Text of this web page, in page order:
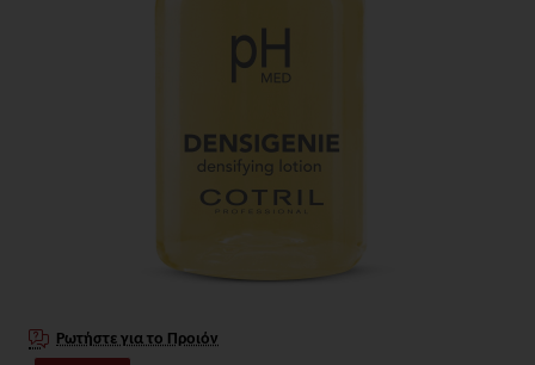
Ρωτήστε για το Προιόν